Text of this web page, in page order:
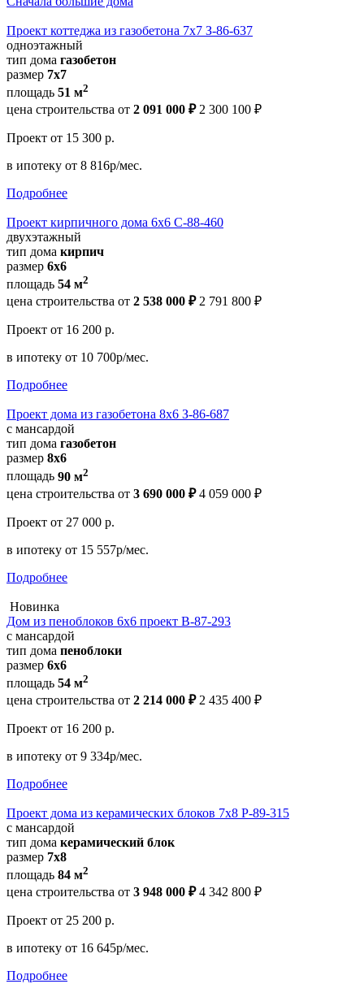
Проект коттеджа из газобетона 7х7 З-86-637
одноэтажный
тип дома газобетон
размер 7x7
площадь 51 м2
цена строительства от 2 091 000 ₽ 2 300 100 ₽
Проект от 15 300 р.
в ипотеку от 8 816р/мес.
Подробнее
Проект кирпичного дома 6х6 С-88-460
двухэтажный
тип дома кирпич
размер 6х6
площадь 54 м2
цена строительства от 2 538 000 ₽ 2 791 800 ₽
Проект от 16 200 р.
в ипотеку от 10 700р/мес.
Подробнее
Проект дома из газобетона 8х6 З-86-687
с мансардой
тип дома газобетон
размер 8x6
площадь 90 м2
цена строительства от 3 690 000 ₽ 4 059 000 ₽
Проект от 27 000 р.
в ипотеку от 15 557р/мес.
Подробнее
Новинка
Дом из пеноблоков 6х6 проект В-87-293
с мансардой
тип дома пеноблоки
размер 6x6
площадь 54 м2
цена строительства от 2 214 000 ₽ 2 435 400 ₽
Проект от 16 200 р.
в ипотеку от 9 334р/мес.
Подробнее
Проект дома из керамических блоков 7x8 Р-89-315
с мансардой
тип дома керамический блок
размер 7x8
площадь 84 м2
цена строительства от 3 948 000 ₽ 4 342 800 ₽
Проект от 25 200 р.
в ипотеку от 16 645р/мес.
Подробнее